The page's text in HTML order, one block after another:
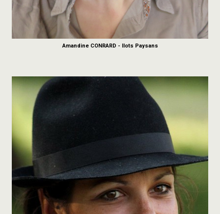
Amandine CONRARD - Ilots Paysans